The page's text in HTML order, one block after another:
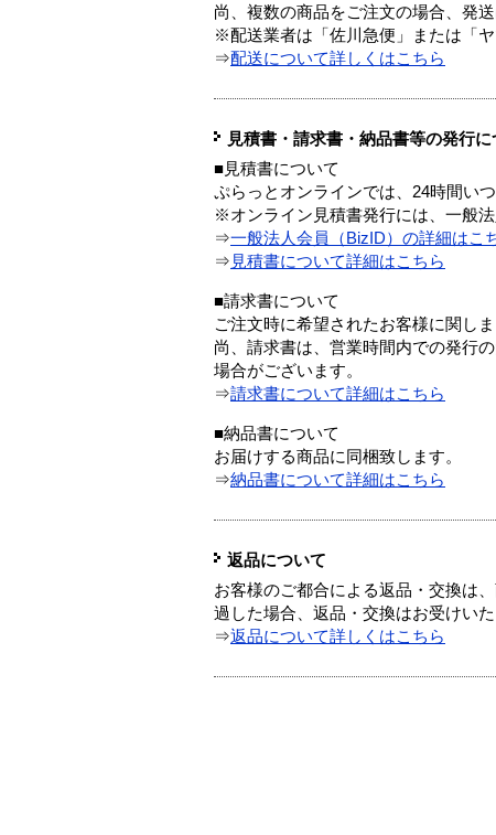
尚、複数の商品をご注文の場合、発
※配送業者は「佐川急便」または「
⇒配送について詳しくはこちら
見積書・請求書・納品書等の発行に
■見積書について
ぷらっとオンラインでは、24時間い
※オンライン見積書発行には、一般
⇒一般法人会員（BizID）の詳細はこ
⇒ 見積書について詳細はこちら
■請求書について
ご注文時に希望されたお客様に関し
尚、請求書は、営業時間内での発行
場合がございます。
⇒請求書について詳細はこちら
■納品書について
お届けする商品に同梱致します。
⇒納品書について詳細はこちら
返品について
お客様のご都合による返品・交換は
過した場合、返品・交換はお受けいた
⇒返品について詳しくはこちら